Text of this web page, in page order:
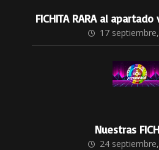
FICHITA RARA al
17
Nuestras
24